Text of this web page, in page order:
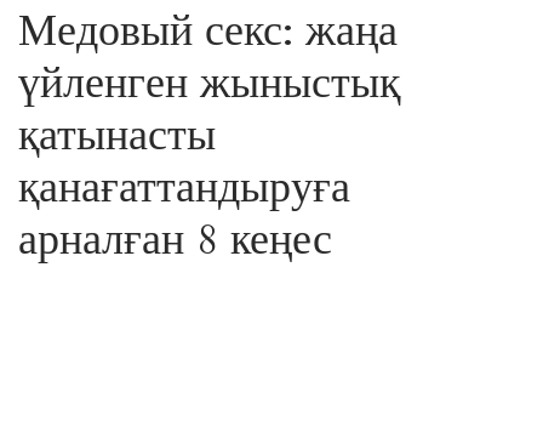
Медовый секс: жаңа
үйленген жыныстық
қатынасты
қанағаттандыруға
арналған 8 кеңес